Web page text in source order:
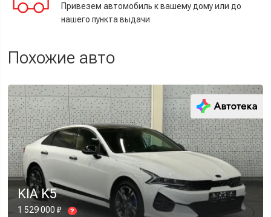
Привезем автомобиль к вашему дому или до
нашего пункта выдачи
Похожие авто
KIA K5
1 529 000 ₽ ?